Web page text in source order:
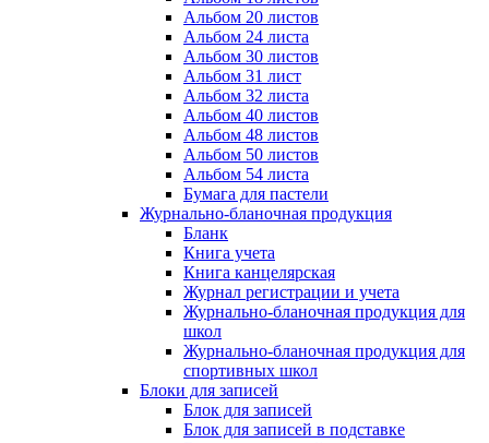
Альбом 20 листов
Альбом 24 листа
Альбом 30 листов
Альбом 31 лист
Альбом 32 листа
Альбом 40 листов
Альбом 48 листов
Альбом 50 листов
Альбом 54 листа
Бумага для пастели
Журнально-бланочная продукция
Бланк
Книга учета
Книга канцелярская
Журнал регистрации и учета
Журнально-бланочная продукция для
школ
Журнально-бланочная продукция для
спортивных школ
Блоки для записей
Блок для записей
Блок для записей в подставке